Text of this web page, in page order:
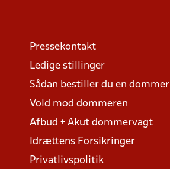
Pressekontakt
Ledige stillinger
Sådan bestiller du en dommer
Vold mod dommeren
Afbud + Akut dommervagt
Idrættens Forsikringer
Privatlivspolitik